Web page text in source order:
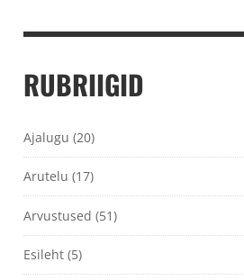
RUBRIIGID
Ajalugu (20)
Arutelu (17)
Arvustused (51)
Esileht (5)